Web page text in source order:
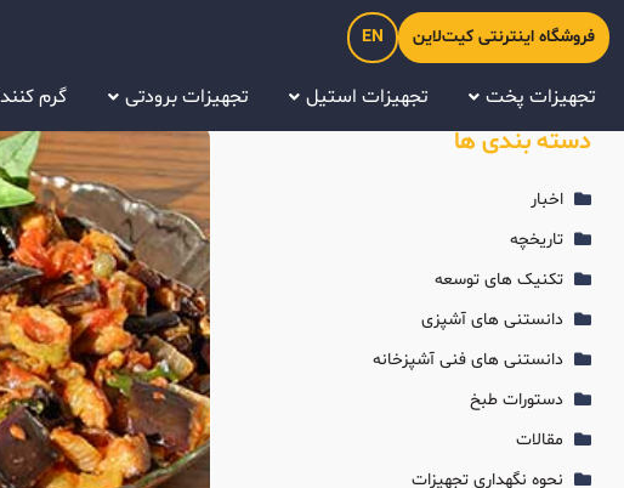
فروشگاه اینترنتی کیت‌لاین EN
تجهیزات پخت تجهیزات استیل تجهیزات برودتی گرم
دسته بندی ها
اخبار
تاریخچه
تکنیک های توسعه
دانستنی های آشپزی
دانستنی های فنی آشپزخانه
دستورات طبخ
مقالات
نحوه نگهداری تجهیزات